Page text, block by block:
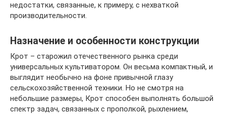
недостатки, связанные, к примеру, с нехваткой
производительности.
Назначение и особенности конструкции
Крот – старожил отечественного рынка среди
универсальных культиватором. Он весьма компактный, и
выглядит необычно на фоне привычной глазу
сельскохозяйственной техники. Но не смотря на
небольшие размеры, Крот способен выполнять большой
спектр задач, связанных с прополкой, рыхлением,